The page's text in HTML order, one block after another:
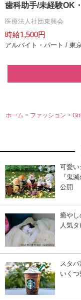
歯科助手/未経験OK
医療法人社団東興会
時給1,500円
アルバイト・パート / 東
ホーム > ファッション>
可愛い
『鬼
公開
癒やし
人気
スタバ
いく